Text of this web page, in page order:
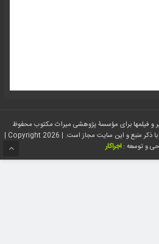
و فیلمها برای مؤسسۀ پژوهشی میراث مکتوب محفوظ
میباشد؛ همچنین استفاده و نقل، از مطالب با ذکر منبع و این سایت مجاز است. | Copyright 2026 |
و توسعه : اجراکار